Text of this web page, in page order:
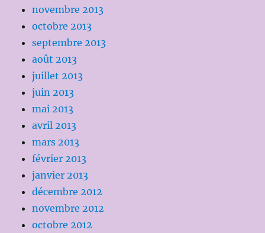
novembre 2013
octobre 2013
septembre 2013
août 2013
juillet 2013
juin 2013
mai 2013
avril 2013
mars 2013
février 2013
janvier 2013
décembre 2012
novembre 2012
octobre 2012